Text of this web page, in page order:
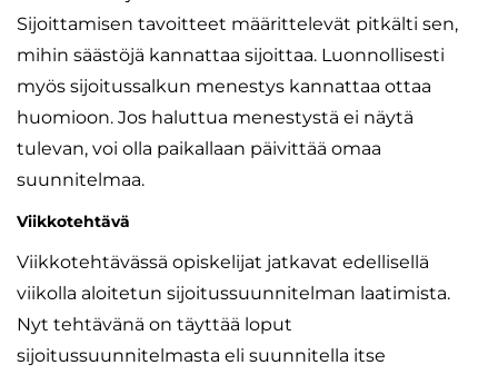
Sijoittamisen tavoitteet määrittelevät pitkälti sen,
mihin säästöjä kannattaa sijoittaa. Luonnollisesti
myös sijoitussalkun menestys kannattaa ottaa
huomioon. Jos haluttua menestystä ei näytä
tulevan, voi olla paikallaan päivittää omaa
suunnitelmaa.
Viikkotehtävä
Viikkotehtävässä opiskelijat jatkavat edellisellä
viikolla aloitetun sijoitussuunnitelman laatimista.
Nyt tehtävänä on täyttää loput
sijoitussuunnitelmasta eli suunnitella itse